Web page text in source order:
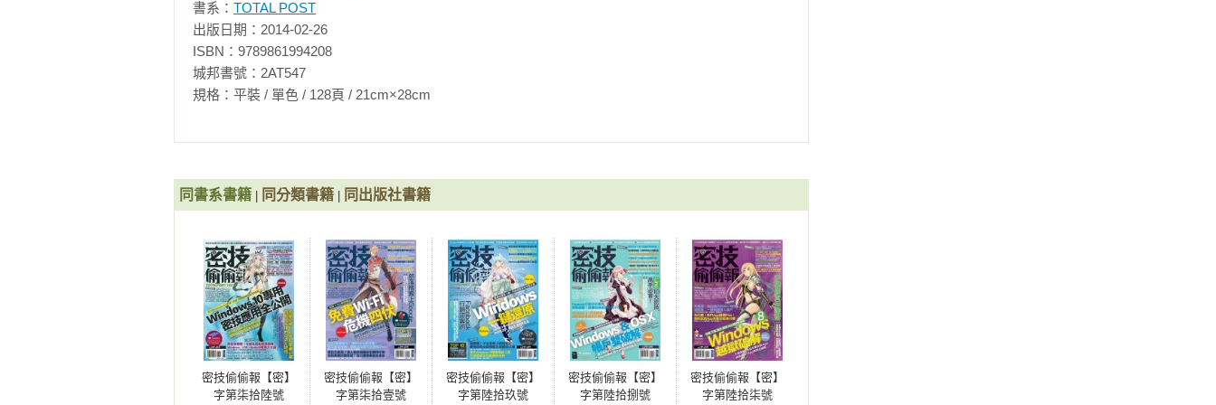
書系： TOTAL POST
出版日期：2014-02-26
ISBN：9789861994208
城邦書號：2AT547
規格：平裝 / 單色 / 128頁 / 21cm×28cm
同書系書籍 同分類書籍 同出版社書籍
密技偷偷報【密】
字第柒拾陸號
密技偷偷報【密】
字第柒拾壹號
密技偷偷報【密】
字第陸拾玖號
密技偷偷報【密】
字第陸拾捌號
密技偷偷報【密】
字第陸拾柒號